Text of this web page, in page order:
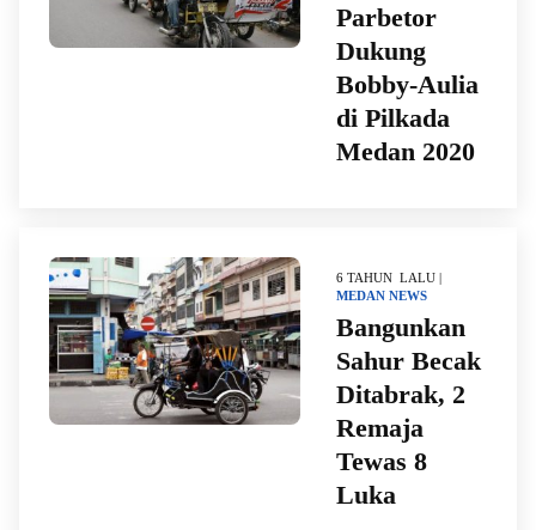
Parbetor
Dukung
Bobby-Aulia
di Pilkada
Medan 2020
6 TAHUN LALU |
MEDAN NEWS
Bangunkan
Sahur Becak
Ditabrak, 2
Remaja
Tewas 8
Luka